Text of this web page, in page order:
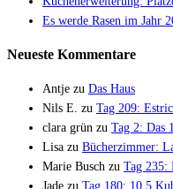
Es werde Rasen im Jahr
Neueste Kommentare
Antje zu Das Haus
Nils E. zu Tag 209:
clara grün zu Tag 2: Das
Lisa zu Bücherzimmer:
Marie Busch zu Tag 235:
Jade zu Tag 180: 10,5